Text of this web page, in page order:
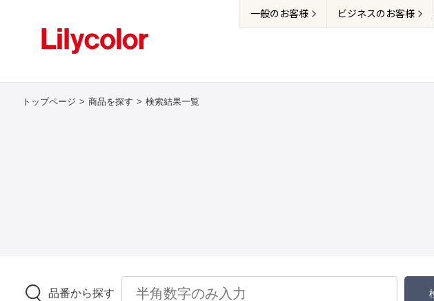
一般のお客様 ビジネスのお客様
トップページ 商品を探す 検索結果一覧
品番から探す